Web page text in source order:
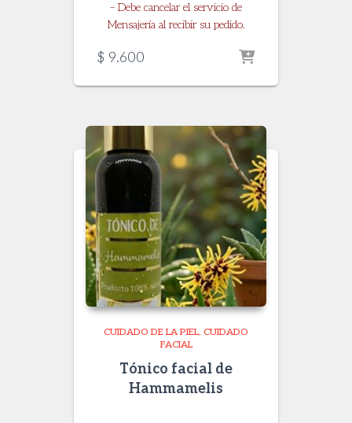
– Debe cancelar el servicio de
Mensajería al recibir su pedido.
$ 9.600
CUIDADO DE LA PIEL CUIDADO
FACIAL
Tónico facial de
Hammamelis